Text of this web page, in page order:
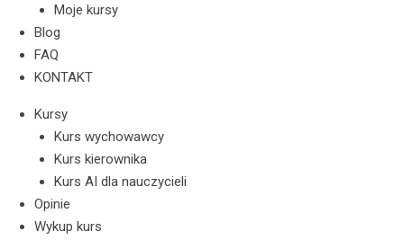
Moje kursy
Blog
FAQ
KONTAKT
Kursy
Kurs wychowawcy
Kurs kierownika
Kurs AI dla nauczycieli
Opinie
Wykup kurs